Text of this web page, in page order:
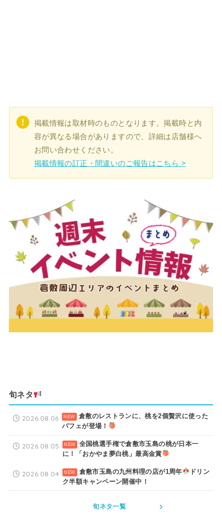
掲載情報は取材時のものとなります。掲載時と内
容が異なる場合がありますので、詳細は店舗様へ
お問い合わせください。
掲載情報の訂正・間違いのご報告はこちら >
旬ネタ
倉敷のレストランに、桃を2個贅沢に使った
パフェが登場！
2026.08.06
全国桃選手権で倉敷市玉島の桃が日本一
に！「おかやま夢白桃」最高金賞
2026.08.05
倉敷市玉島の九州料理の店が1周年
ドリン
ク半額キャンペーン開催中！
2026.08.04
旬ネタ一覧